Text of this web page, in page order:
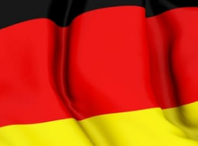
رياضة
كأس العالم
البرامج